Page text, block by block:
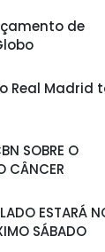
de
Real Madrid
SOBRE O
CÂNCER
ESTARÁ
SÁBADO